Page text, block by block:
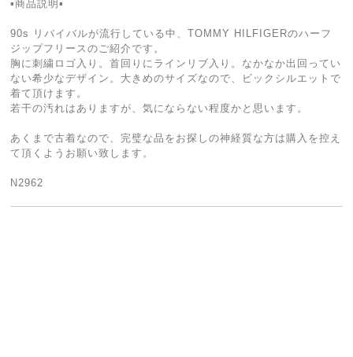
▪商品説明▪
90s リバイバルが流行している中、TOMMY HILFIGERのハーフ
ジップフリースのご紹介です。
胸に刺繍ロゴ入り。首回りにラインリブ入り。なかなか出回ってい
ない希少なデザイン。大きめのサイズなので、ビックシルエットで
着て頂けます。
若干の汚れはありますが、気にならない程度かと思います。
あくまで古着なので、完璧な品をお探しの神経質な方は購入を控え
て頂くようお願い致します。
N2962